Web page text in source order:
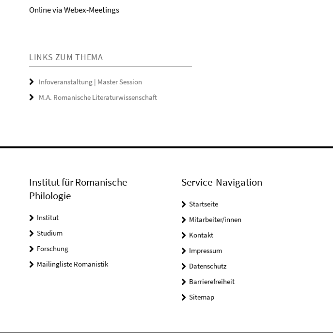
Online via Webex-Meetings
LINKS ZUM THEMA
Infoveranstaltung | Master Session
M.A. Romanische Literaturwissenschaft
Institut für Romanische
Philologie
Institut
Studium
Forschung
Mailingliste Romanistik
Service-Navigation
Startseite
Mitarbeiter/innen
Kontakt
Impressum
Datenschutz
Barrierefreiheit
Sitemap